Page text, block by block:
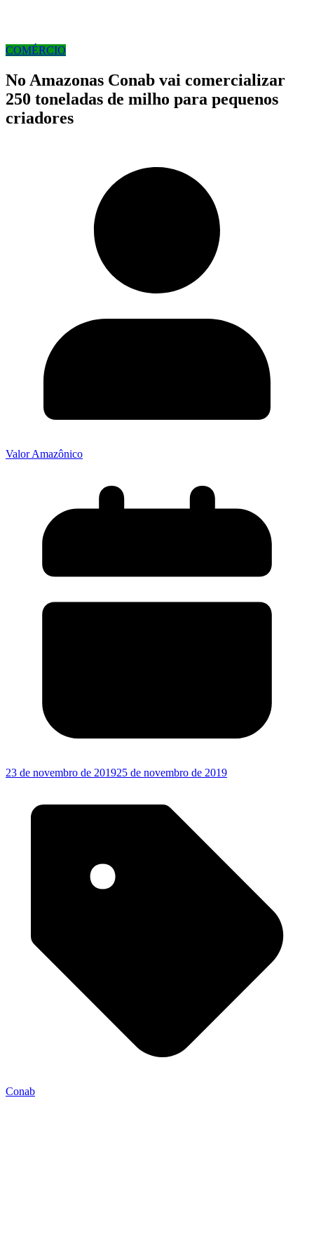
COMÉRCIO
No Amazonas Conab vai comercializar
250 toneladas de milho para pequenos
criadores
Valor Amazônico
23 de novembro de 201925 de novembro de 2019
Conab